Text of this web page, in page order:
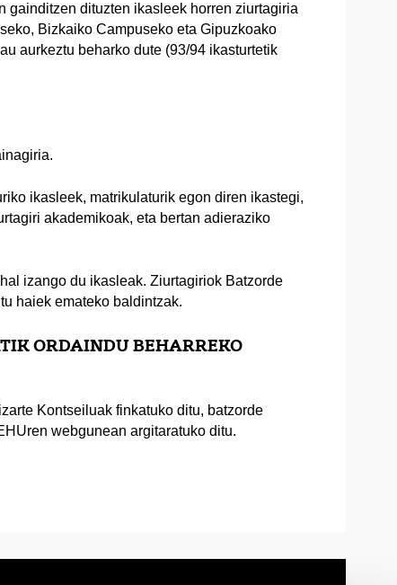
gainditzen dituzten ikasleek horren ziurtagiria
Bizkaiko Campuseko eta Gipuzkoako
aurkeztu beharko dute (93/94 ikasturtetik
ikasleek, matrikulaturik egon diren ikastegi,
akademikoak, eta bertan adieraziko
izango du ikasleak. Ziurtagiriok Batzorde
haiek emateko baldintzak.
ORDAINDU BEHARREKO
Kontseiluak finkatuko ditu, batzorde
webgunean argitaratuko ditu.